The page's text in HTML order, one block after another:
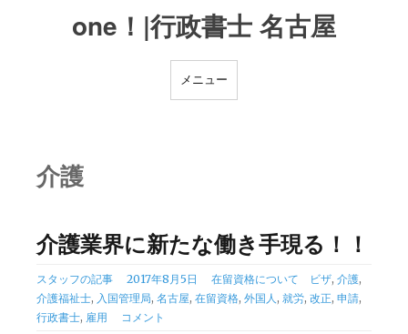
one！|行政書士 名古屋
メニュー
介護
介護業界に新たな働き手現る！！
スタッフの記事 2017年8月5日
カ
テ
在留資格について
タ
グ
ビザ, 介護,
介護福祉士, 入国管理局, 名古屋, 在留資格, 外国人 , 就労, 改正, 申請,
行政書士, 雇用 コメント